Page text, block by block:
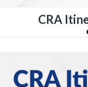
CRA